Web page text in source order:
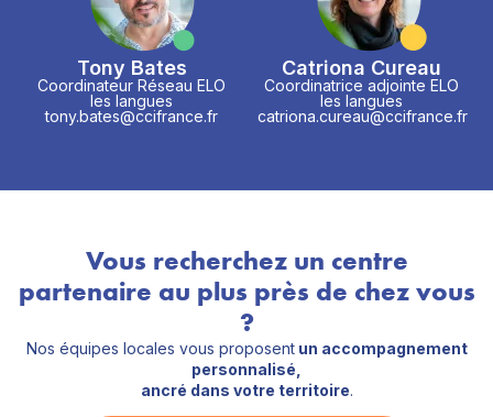
Tony Bates
Coordinateur Réseau ELO
les langues
tony.bates@ccifrance.fr
Catriona Cureau
Coordinatrice adjointe ELO
les langues
catriona.cureau@ccifrance.fr
Vous recherchez un centre
partenaire au plus près de chez vous
?
Nos équipes locales vous proposentun accompagnement
personnalisé,
ancré dans votre territoire.